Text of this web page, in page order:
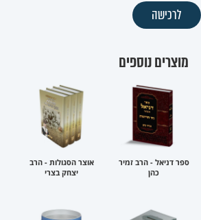
לרכישה
מוצרים נוספים
ספר דניאל - הרב זמיר
כהן
אוצר הסגולות - הרב
יצחק בצרי